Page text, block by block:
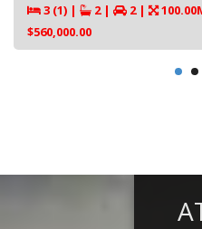
3 (1) | 2 | 2 |
$560,000.00